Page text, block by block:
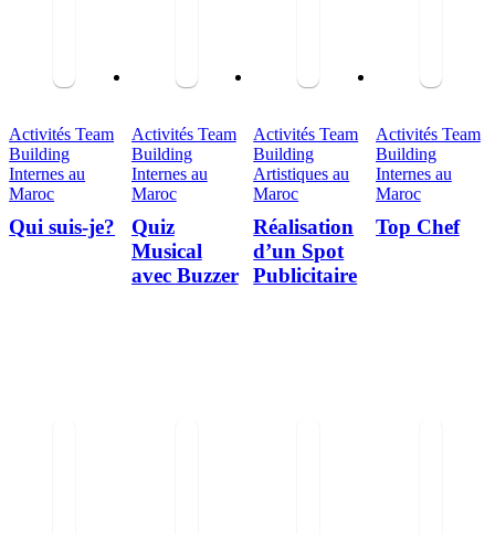
Activités Team
Building
Internes au
Maroc
Qui suis-je?
Activités Team
Building
Internes au
Maroc
Quiz
Musical
avec Buzzer
Activités Team
Building
Artistiques au
Maroc
Réalisation
d’un Spot
Publicitaire
Activités Team
Building
Internes au
Maroc
Top Chef